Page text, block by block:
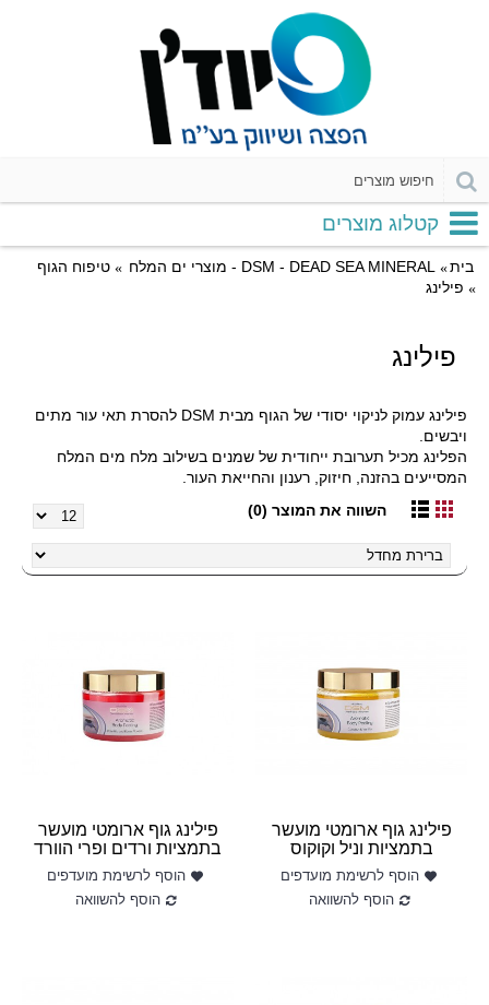
קטלוג מוצרים
בית DSM - DEAD SEA MINERAL - מוצרי ים המלח
טיפוח הגוף
פילינג
פילינג
פילינג עמוק לניקוי יסודי של הגוף מבית DSM להסרת תאי עור מתים
ויבשים.
הפלינג מכיל תערובת ייחודית של שמנים בשילוב מלח מים המלח
המסייעים בהזנה, חיזוק, רענון והחייאת העור.
השווה את המוצר (0)
פילינג גוף ארומטי מועשר
בתמציות וניל וקוקוס
הוסף לרשימת מועדפים
הוסף להשוואה
פילינג גוף ארומטי מועשר
בתמציות ורדים ופרי הוורד
הוסף לרשימת מועדפים
הוסף להשוואה